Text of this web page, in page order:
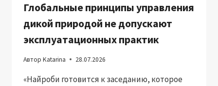
Глобальные принципы управления
дикой природой не допускают
эксплуатационных практик
Автор Katarina 28.07.2026
«Найроби готовится к заседанию, которое